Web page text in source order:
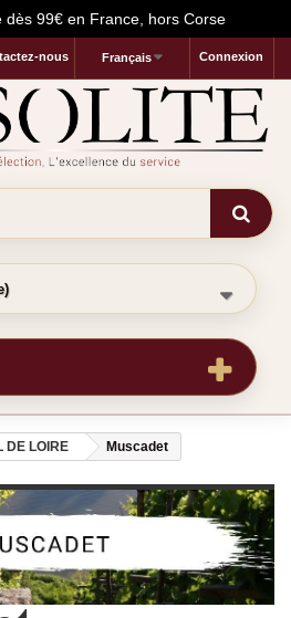
99€ en France, hors Corse
Connexion
Français
nous
DE LOIRE Muscadet